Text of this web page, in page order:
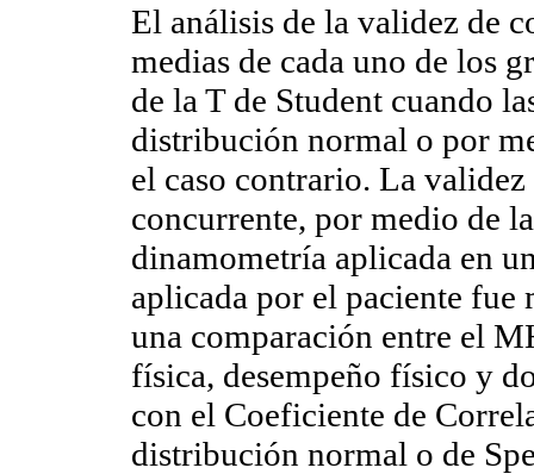
El análisis de la validez de
medias de cada uno de los
de la T de Student cuando
distribución normal o por
el caso contrario. La
concurrente, por medio de
dinamometría aplicada en
aplicada por el paciente fue
una comparación entre el
física, desempeño físico y
con el Coeficiente de
distribución normal o de